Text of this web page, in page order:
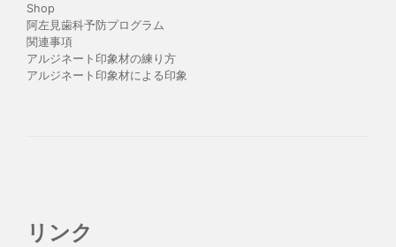
Shop
阿左見歯科予防プログラム
関連事項
アルジネート印象材の練り方
アルジネート印象材による印象
リンク